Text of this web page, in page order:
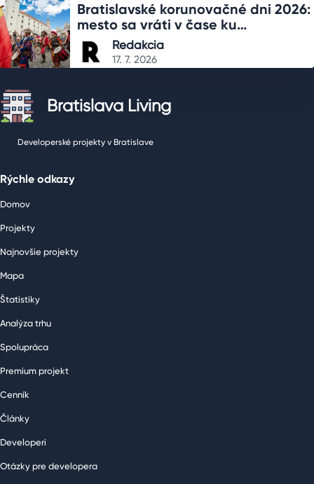
Bratislavské korunovačné dni 2026:
mesto sa vráti v čase ku
korunovácii Márie Terézie
Redakcia
17. 7. 2026
Bratislava Living
Developerské projekty v Bratislave
Rýchle odkazy
Domov
Projekty
Najnovšie projekty
Mapa
Štatistiky
Analýza trhu
Spolupráca
Premium projekt
Cenník
Články
Developeri
Otázky pre developera